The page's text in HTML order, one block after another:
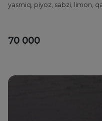
yasmiq, piyoz, sabzi, limon,
70 000